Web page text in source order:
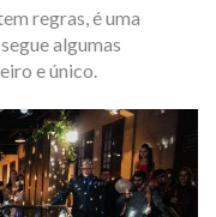
regras, é uma
algumas
e único.